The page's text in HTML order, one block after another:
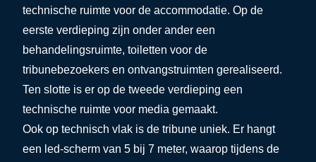
technische ruimte voor de accommodatie. Op de
eerste verdieping zijn onder ander een
behandelingsruimte, toiletten voor de
tribunebezoekers en ontvangstruimten gerealiseerd.
Ten slotte is er op de tweede verdieping een
technische ruimte voor media gemaakt.
Ook op technisch vlak is de tribune uniek. Er hangt
een led-scherm van 5 bij 7 meter, waarop tijdens de